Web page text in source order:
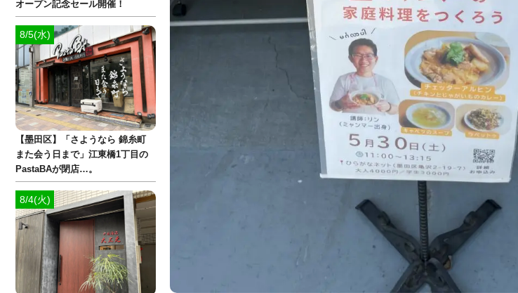
オープン記念セール開催！
8/5(水)
【墨田区】「さようなら 錦糸町
また会う日まで」江東橋1丁目の
PastaBAが閉店…。
8/4(火)